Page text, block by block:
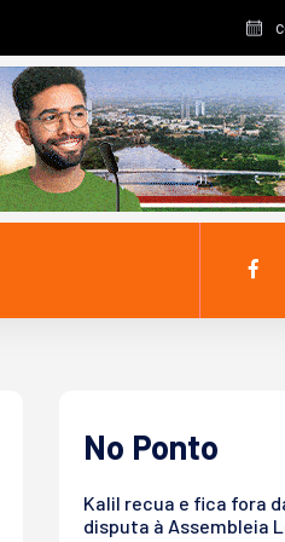
No Ponto
Kalil recua e fica fora
disputa à Assembleia